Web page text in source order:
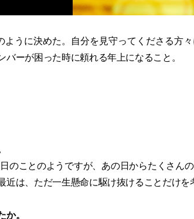
ように決めた。自分を見守ってくださる方
ーが困った時に頼れる年上になること。
のことのようですが、あの日からたくさん
近は、ただ一生懸命に駆け抜けることだけを
か。